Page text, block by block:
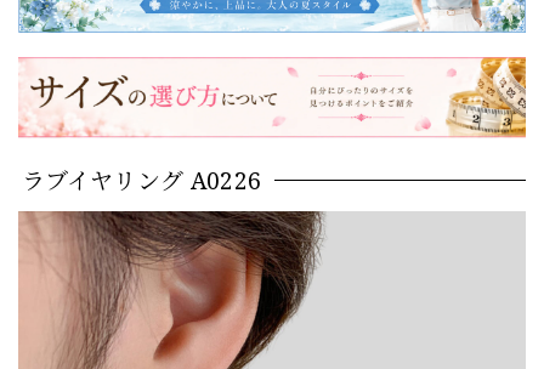
ラブイヤリング A0226